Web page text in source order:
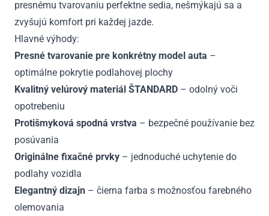
presnému tvarovaniu perfektne sedia, nešmýkajú sa a
zvyšujú komfort pri každej jazde.
Hlavné výhody:
Presné tvarovanie pre konkrétny model auta –
optimálne pokrytie podlahovej plochy
Kvalitný velúrový materiál ŠTANDARD – odolný voči
opotrebeniu
Protišmyková spodná vrstva – bezpečné používanie bez
posúvania
Originálne fixačné prvky – jednoduché uchytenie do
podlahy vozidla
Elegantný dizajn – čierna farba s možnosťou farebného
olemovania